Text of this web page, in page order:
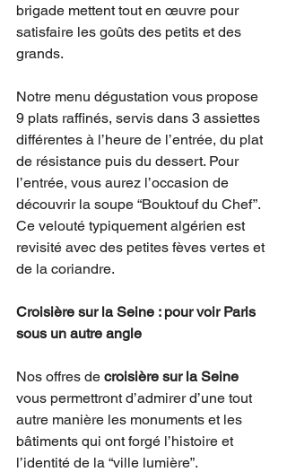
brigade mettent tout en œuvre pour
satisfaire les goûts des petits et des
grands.
Notre menu dégustation vous propose
9 plats raffinés, servis dans 3 assiettes
différentes à l’heure de l’entrée, du plat
de résistance puis du dessert. Pour
l’entrée, vous aurez l’occasion de
découvrir la soupe “Bouktouf du Chef”.
Ce velouté typiquement algérien est
revisité avec des petites fèves vertes et
de la coriandre.
Croisière sur la Seine : pour voir Paris
sous un autre angle
Nos offres de croisière sur la Seine
vous permettront d’admirer d’une tout
autre manière les monuments et les
bâtiments qui ont forgé l’histoire et
l’identité de la “ville lumière”.